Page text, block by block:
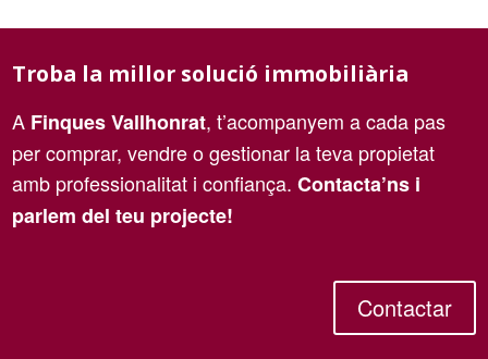
Troba la millor solució immobiliària
A Finques Vallhonrat, t’acompanyem a cada pas
per comprar, vendre o gestionar la teva propietat
amb professionalitat i confiança.Contacta’ns i
parlem del teu projecte!
Contactar